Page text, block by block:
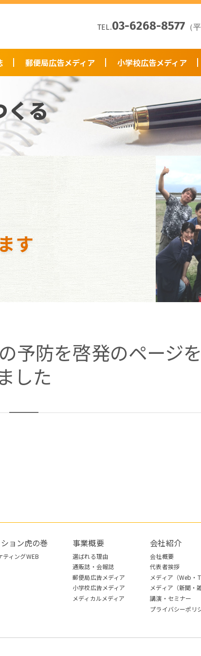
TEL.03-6268-8577 （
郵便局広告メディア 小学校広告メディア
くる
す
予防を啓発のページ
ました
ョン虎の巻
ティングWEB
事業概要
選ばれる理由
通販誌・会報誌
郵便局広告メディア
小学校広告メディア
メディカルメディア
会社紹介
会社概要
代表者挨拶
メディア（Web・
メディア（新聞・
講演・セミナー
プライバシーポリ